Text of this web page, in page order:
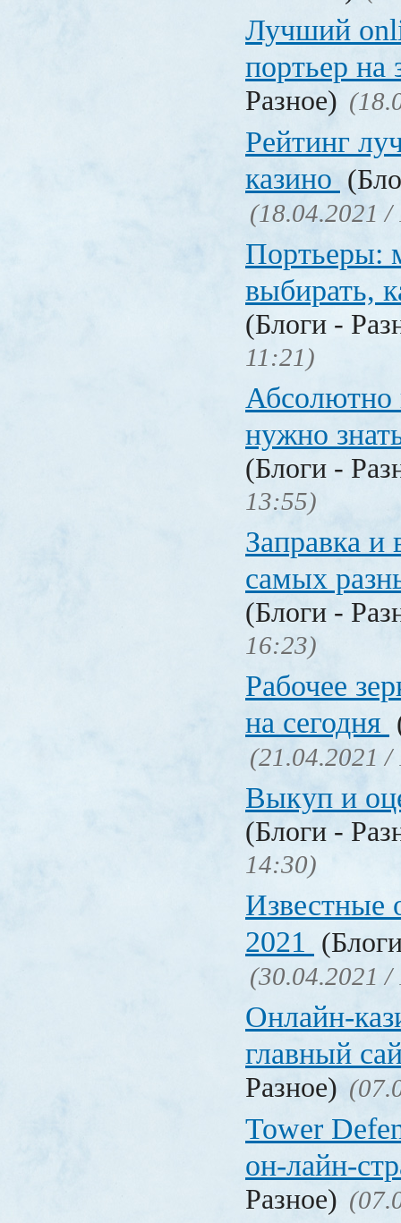
Лучший
портьер на
Разное)
Рейтинг
казино
(18.04.2021 /
Портьеры:
выбирать,
(Блоги -
11:21)
Абсолютно
нужно
(Блоги -
13:55)
Заправка и
самых
(Блоги -
16:23)
Рабочее
на сегодня
(21.04.2021 /
Выкуп и
(Блоги -
14:30)
Известные
2021
(30.04.2021 /
Онлайн-
главный
Разное)
Tower
он-лайн-
Разное)